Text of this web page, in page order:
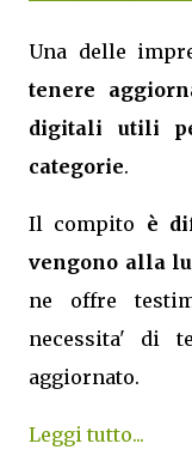
Una delle
tenere
digitali utili
categorie.
Il compito è
vengono alla
ne offre
necessita' di
aggiornato.
Leggi tutto...